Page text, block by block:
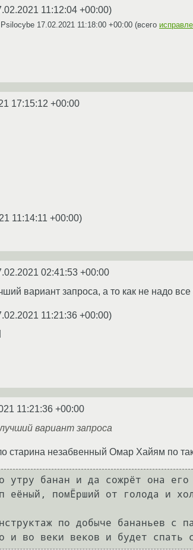
11:12:04 +00:00)
17.02.2021 11:18:00 +00:00 (всего
17:15:12 +00:00
11:14:11 +00:00)
02:41:53 +00:00
вариант запроса, а то как не надо все
11:21:36 +00:00)
11:21:36 +00:00
вариант запроса
старина незабвенный Омар Хайям по
утру банан и да сожрёт она
еёный, помЁрший от голода и
по добыче бананьев с